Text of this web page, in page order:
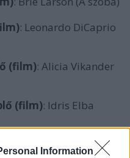
Information
: Leonardo DiCaprio
(film): Alicia Vikander
(film): Idris Elba
: Mad Max